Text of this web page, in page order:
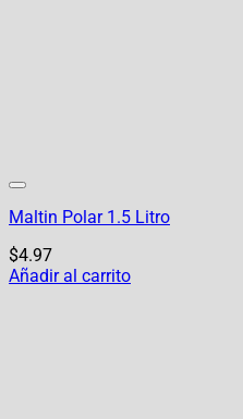
Maltin Polar 1.5 Litro
$4.97
Añadir al carrito